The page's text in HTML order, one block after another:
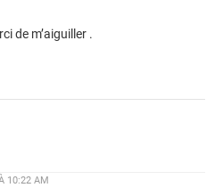
de m’aiguiller .
10:22 AM